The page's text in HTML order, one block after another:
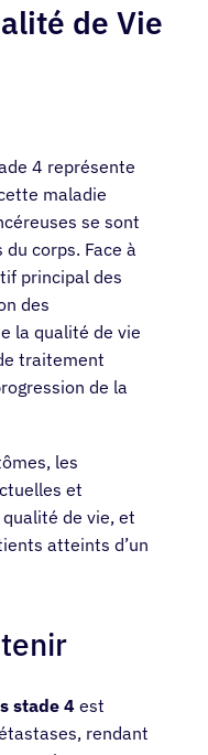
de Vie
4 représente
maladie
se sont
corps. Face à
principal des
des
la qualité de vie
traitement
de la
les
et
de vie, et
atteints d’un
stade 4est
rendant